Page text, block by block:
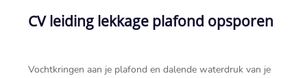
CV leiding lekkage plafond opsporen
Vochtkringen aan je plafond en dalende waterdruk van je